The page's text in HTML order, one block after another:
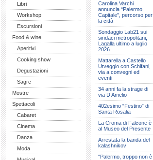
Libri
Workshop
Escursioni
Food & wine
Aperitivi
Cooking show
Degustazioni
Sagre
Mostre
Spettacoli
Cabaret
Cinema
Danza
Moda
Carolina Varchi
annuncia “Palermo
Capitale”, percorso per
la città
Sondaggio Lab21 sui
sindaci metropolitani,
Lagalla ultimo a luglio
2026
Mattarella a Castello
Utveggio con Schifani,
via a convegni ed
eventi
34 anni fa la strage di
via D’Amelio
402esimo “Festino” di
Santa Rosalia
La Croma di Falcone è
al Museo del Presente
Arrestata la banda del
kalashnikov
“Palermo, troppo non è